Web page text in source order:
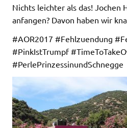
Nichts leichter als das! Jochen
anfangen? Davon haben wir
#AOR2017 #Fehlzuendung
#PinkIstTrumpf
#PerlePrinzessinundSchnegge